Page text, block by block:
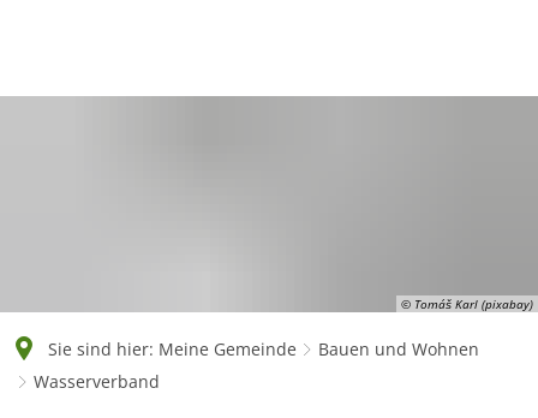
Deutsch
© Tomáš Karl (pixabay)
Sie sind hier: Meine Gemeinde
Bauen und Wohnen
Wasserverband